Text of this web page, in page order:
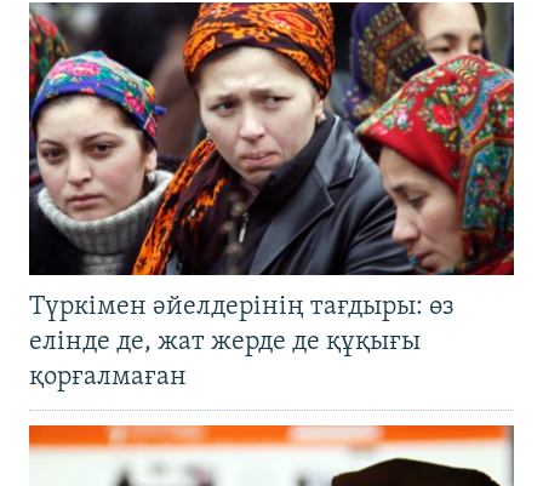
Түркімен әйелдерінің тағдыры: өз
елінде де, жат жерде де құқығы
қорғалмаған